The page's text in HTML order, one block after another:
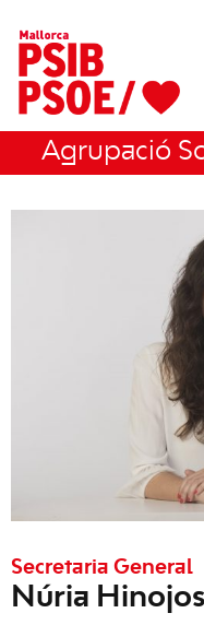
Agrupació
Secretaria General
Núria